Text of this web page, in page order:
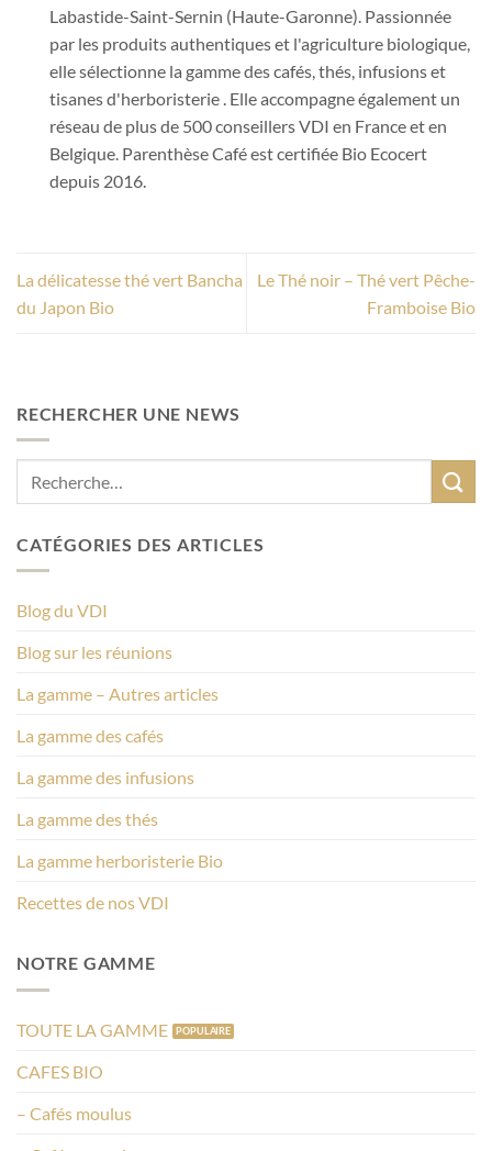
RECHERCHER UNE NEWS
CATÉGORIES DES ARTICLES
Blog du VDI
Blog sur les réunions
La gamme – Autres articles
La gamme des cafés
La gamme des infusions
La gamme des thés
La gamme herboristerie Bio
Recettes de nos VDI
NOTRE GAMME
TOUTE LA GAMME
CAFES BIO
– Cafés moulus
Labastide-Saint-Sernin (Haute-Garonne). Passionnée
par les produits authentiques et l'agriculture biologique,
elle sélectionne la gamme des cafés, thés, infusions et
tisanes d'herboristerie . Elle accompagne également un
réseau de plus de 500 conseillers VDI en France et en
Belgique. Parenthèse Café est certifiée Bio Ecocert
depuis 2016.
La délicatesse thé vert Bancha
du Japon Bio
Le Thé noir – Thé vert Pêche-
Framboise Bio